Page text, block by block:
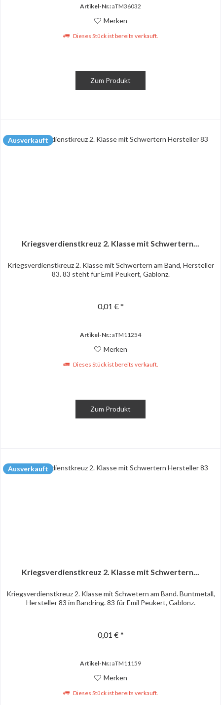
Artikel-Nr.:aTM36032
Merken
Dieses Stück ist bereits verkauft.
Zum Produkt
Ausverkauft
Kriegsverdienstkreuz 2. Klasse mit Schwertern...
Kriegsverdienstkreuz 2. Klasse mit Schwertern am Band, Hersteller
83. 83 steht für Emil Peukert, Gablonz.
0,01 € *
Artikel-Nr.:aTM11254
Merken
Dieses Stück ist bereits verkauft.
Zum Produkt
Ausverkauft
Kriegsverdienstkreuz 2. Klasse mit Schwertern...
Kriegsverdienstkreuz 2. Klasse mit Schwetern am Band. Buntmetall,
Hersteller 83 im Bandring. 83 für Emil Peukert, Gablonz.
0,01 € *
Artikel-Nr.:aTM11159
Merken
Dieses Stück ist bereits verkauft.